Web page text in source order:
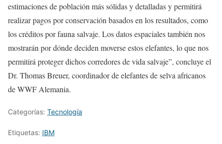
estimaciones de población más sólidas y detalladas y permitirá
realizar pagos por conservación basados en los resultados, como
los créditos por fauna salvaje. Los datos espaciales también nos
mostrarán por dónde deciden moverse estos elefantes, lo que nos
permitirá proteger dichos corredores de vida salvaje”, concluye el
Dr. Thomas Breuer, coordinador de elefantes de selva africanos
de WWF Alemania.
Categorías: Tecnología
Etiquetas: IBM